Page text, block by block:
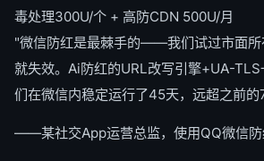
毒处理300U/个 + 高防CDN 500U/月
"微信防红是最棘手的——我们试过市面所
就失效。Ai防红的URL改写引擎+UA-
们在微信内稳定运行了45天，远超之前
——某社交App运营总监，使用QQ微信